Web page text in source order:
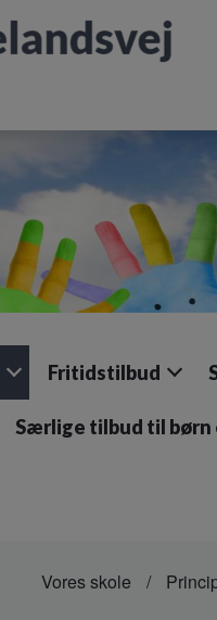
Fritidstilbud
Særlige tilbud til børn
Vores skole